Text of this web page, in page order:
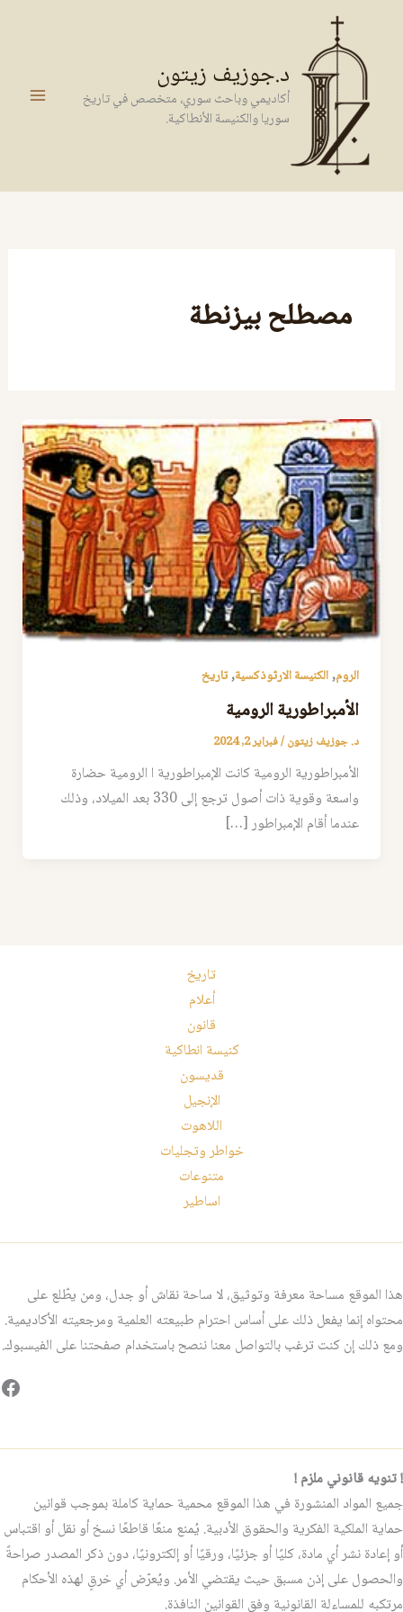
المحتوى
د.جوزيف زيتون
أكاديمي وباحث سوري، متخصص في تاريخ
سوريا والكنيسة الأنطاكية.
مصطلح بيزنطة
الروم,الكنيسة الارثوذكسية,تاريخ
الأمبراطورية الرومية
د. جوزيف زيتون/فبراير 2, 2024
الأمبراطورية الرومية كانت الإمبراطورية ا الرومية حضارة
واسعة وقوية ذات أصول ترجع إلى 330 بعد الميلاد، وذلك
عندما أقام الإمبراطور […]
تاريخ
أعلام
قانون
كنيسة انطاكية
قديسون
الإنجيل
اللاهوت
خواطر وتجليات
متنوعات
اساطير
هذا الموقع مساحة معرفة وتوثيق، لا ساحة نقاش أو جدل، ومن يطّلع على
محتواه إنما يفعل ذلك على أساس احترام طبيعته العلمية ومرجعيته الأكاديمية.
ومع ذلك إن كنت ترغب بالتواصل معنا ننصح باستخدام صفحتنا على الفيسبوك.
! تنويه قانوني ملزم !
جميع المواد المنشورة في هذا الموقع محمية حماية كاملة بموجب قوانين
حماية الملكية الفكرية والحقوق الأدبية. يُمنع منعًا قاطعًا نسخ أو نقل أو اقتباس
أو إعادة نشر أي مادة، كليًا أو جزئيًا، ورقيًا أو إلكترونيًا، دون ذكر المصدر صراحةً
والحصول على إذن مسبق حيث يقتضي الأمر. ويُعرّض أي خرقٍ لهذه الأحكام
مرتكبه للمساءلة القانونية وفق القوانين النافذة.